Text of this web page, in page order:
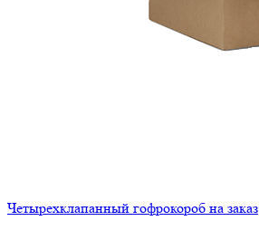
Четырехклапанный гофрокороб на заказ